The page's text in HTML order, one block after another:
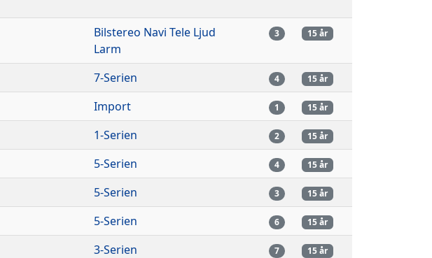
Bilstereo Navi Tele Ljud
Larm
3 15 år
7-Serien 4 15 år
Import 1 15 år
1-Serien 2 15 år
5-Serien 4 15 år
5-Serien 3 15 år
5-Serien 6 15 år
3-Serien 7 15 år